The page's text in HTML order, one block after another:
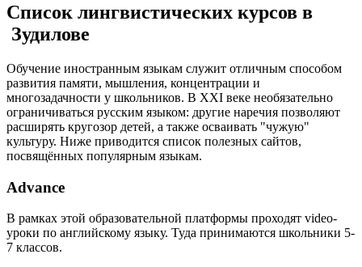
Список лингвистических курсов в
Зудилове
Обучение иностранным языкам служит отличным способом
развития памяти, мышления, концентрации и
многозадачности у школьников. В XXI веке необязательно
ограничиваться русским языком: другие наречия позволяют
расширять кругозор детей, а также осваивать "чужую"
культуру. Ниже приводится список полезных сайтов,
посвящённых популярным языкам.
Advance
В рамках этой образовательной платформы проходят video-
уроки по английскому языку. Туда принимаются школьники 5-
7 классов.